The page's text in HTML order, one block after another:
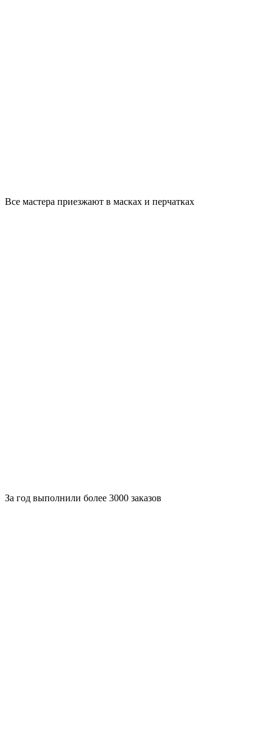
Все мастера приезжают в масках и перчатках
За год выполнили более 3000 заказов